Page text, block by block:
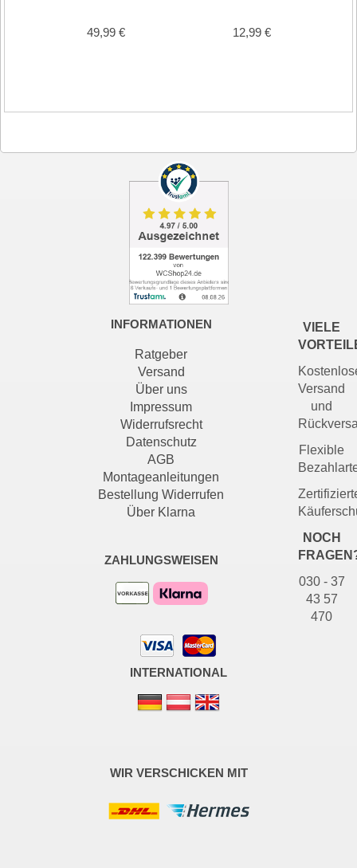
49,99 € 12,99 €
VIELE
Versand
und
Flexible
NOCH
030 - 37
43 57
470
INFORMATIONEN
Ratgeber
Versand
Über uns
Impressum
Widerrufsrecht
Datenschutz
AGB
Montageanleitungen
Bestellung Widerrufen
Über Klarna
ZAHLUNGSWEISEN
INTERNATIONAL
WIR VERSCHICKEN MIT